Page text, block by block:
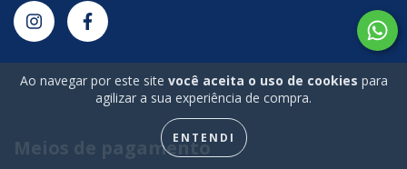
Ao navegar por este site você aceita o uso de cookies para
agilizar a sua experiência de compra.
ENTENDI
Meios de pagamento